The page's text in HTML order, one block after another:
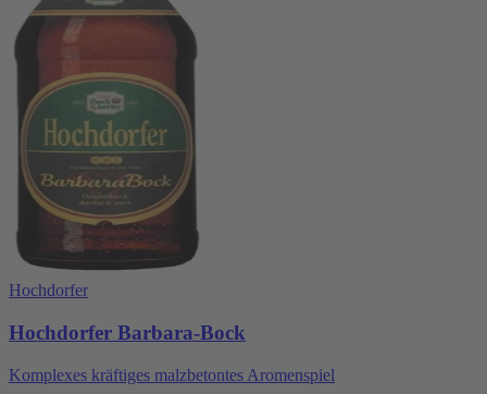
Hochdorfer
Hochdorfer Barbara-Bock
Komplexes kräftiges malzbetontes Aromenspiel